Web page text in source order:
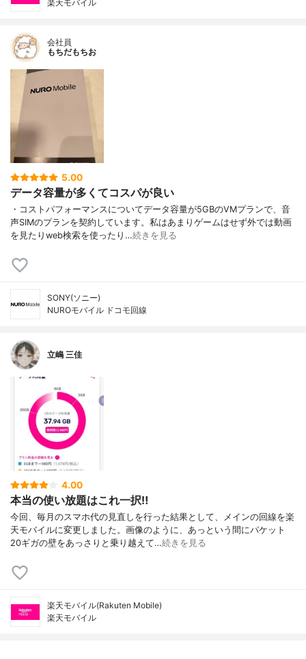
楽天モバイル
会社員
もちだもちお
5.00
データ容量が多くてコスパが良い
・コストパフォーマンスについてデータ容量が5GBのVMプランで、音
声SIMのプランを契約しています。私はあまりゲームはせず外では動画
を見たりweb検索を使ったり…続きを見る
SONY(ソニー)
NUROモバイル ドコモ回線
立嶋 三佳
4.00
本当の使い放題はこれ一択‼️
今回、毎月のスマホ代の見直しを行った結果として、メインの回線を楽
天モバイルに変更しました。画像のように、あっという間にパケット
20ギガの壁をあっさりと乗り越えて…続きを見る
楽天モバイル(Rakuten Mobile)
楽天モバイル